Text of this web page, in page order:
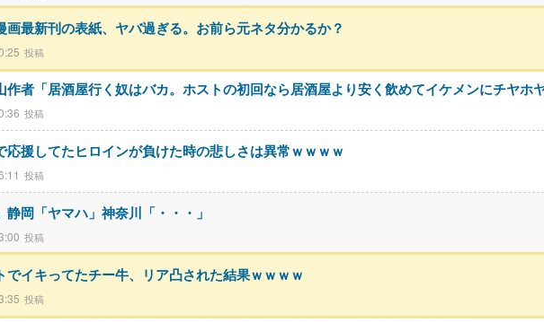
画最新刊の表紙、ヤバ過ぎる。お前ら元ネタ分かるか？
作者「居酒屋行く奴はバカ。ホストの初回なら居酒屋より安く飲めてイケメンにチヤホ
応援してたヒロインが負けた時の悲しさは異常ｗｗｗｗ
岡「ヤマハ」神奈川「・・・」
でイキってたチー牛、リア凸された結果ｗｗｗｗ